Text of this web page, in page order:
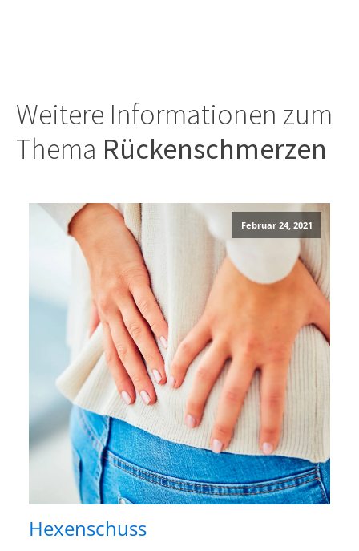
Weitere Informationen zum
Thema Rückenschmerzen
Februar 24, 2021
Hexenschuss